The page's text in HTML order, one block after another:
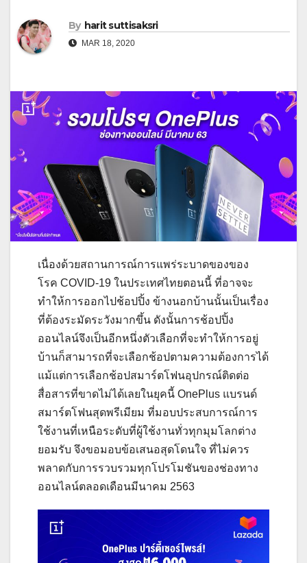
By harit suttisaksri
MAR 18, 2020
เนื่องด้วยสถานการณ์การแพร่ระบาดของของ
โรค COVID-19 ในประเทศไทยตอนนี้ ที่อาจจะ
ทำให้การออกไปช้อปปิ้ง ข้างนอกบ้านนั้นเป็นเรื่อง
ที่ต้องระมัดระวังมากขึ้น ดังนั้นการช้อปปิ้ง
ออนไลน์จึงเป็นอีกหนึ่งตัวเลือกที่จะทำให้การอยู่
บ้านก็สามารถที่จะเลือกช้อปตามความต้องการได้
แม้แต่การเลือกช้อปสมาร์ตโฟนอุปกรณ์ติดต่อ
สื่อสารที่ขาดไม่ได้เลยในยุคนี้ OnePlus แบรนด์
สมาร์ตโฟนสุดพรีเมียม ที่มอบประสบการณ์การ
ใช้งานที่เหนือระดับที่ผู้ใช้งานทั่วทุกมุมโลกต่าง
ยอมรับ จึงขอมอบข้อเสนอสุดโดนใจ ที่ไม่ควร
พลาดกับการรวบรวมทุกโปรโมชันของช่องทาง
ออนไลน์ตลอดเดือนมีนาคม 2563